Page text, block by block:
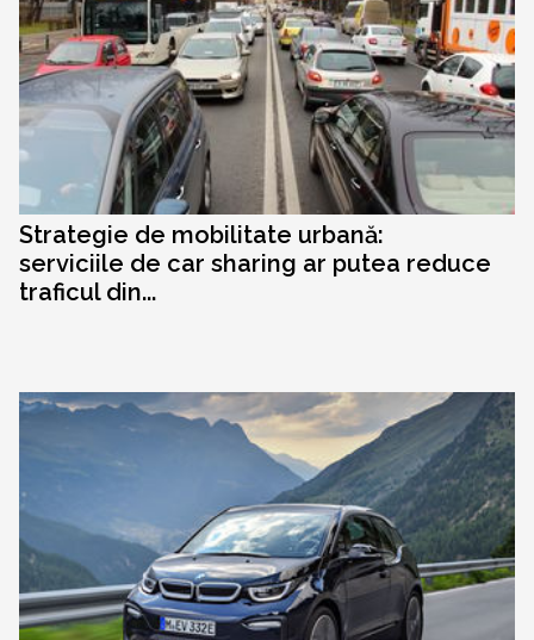
Strategie de mobilitate urbană:
serviciile de car sharing ar putea reduce
traficul din...